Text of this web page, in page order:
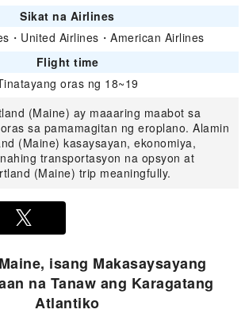
Sikat na Airlines
・ United Airlines ・American Airlines
Flight time
oras ng 18~19
(Maine) ay maaaring maabot sa
sa pamamagitan ng eroplano. Alamin
(Maine) kasaysayan, ekonomiya,
transportasyon na opsyon at
(Maine) trip meaningfully.
isang Makasaysayang
na Tanaw ang Karagatang
Atlantiko